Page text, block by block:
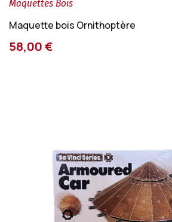
Maquettes Bois
Maquette bois Ornithoptère
58,00 €